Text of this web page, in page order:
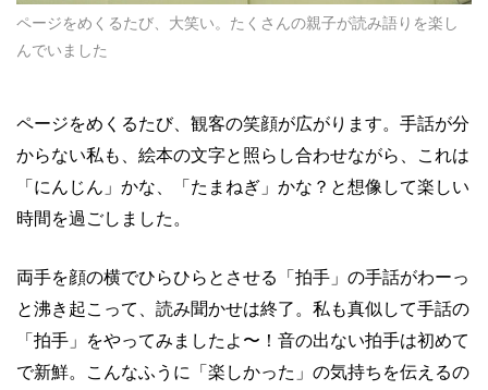
ページをめくるたび、大笑い。たくさんの親子が読み語りを楽し
んでいました
ページをめくるたび、観客の笑顔が広がります。手話が分
からない私も、絵本の文字と照らし合わせながら、これは
「にんじん」かな、「たまねぎ」かな？と想像して楽しい
時間を過ごしました。
両手を顔の横でひらひらとさせる「拍手」の手話がわーっ
と沸き起こって、読み聞かせは終了。私も真似して手話の
「拍手」をやってみましたよ〜！音の出ない拍手は初めて
で新鮮。こんなふうに「楽しかった」の気持ちを伝えるの